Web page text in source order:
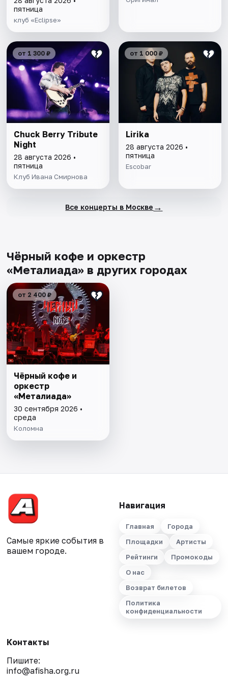
пятница
клуб «Eclipse»
от 1 300 ₽
Chuck Berry Tribute
Night
28 августа 2026 •
пятница
Клуб Ивана Смирнова
от 1 000 ₽
Lirika
28 августа 2026 •
пятница
Escobar
Все концерты в Москве →
Чёрный кофе и оркестр
«Металиада» в других городах
от 2 400 ₽
Чёрный кофе и
оркестр
«Металиада»
30 сентября 2026 •
среда
Коломна
Самые яркие события в
вашем городе.
Навигация
Главная
Города
Площадки
Артисты
Рейтинги
Промокоды
О нас
Возврат билетов
Политика
конфиденциальности
Контакты
Пишите:
info@afisha.org.ru